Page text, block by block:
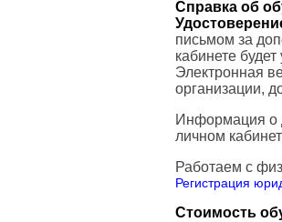
Справка об
письмом за
кабинете
Электронная
организации,
Информация о
личном
Работаем с
Регистрация
Стоимость